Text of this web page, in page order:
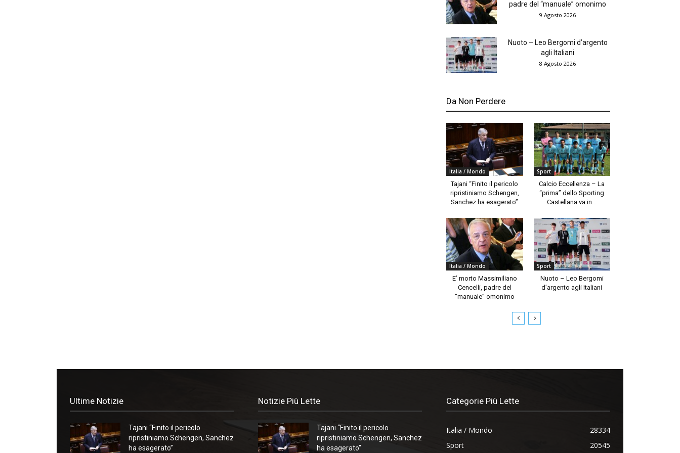
padre del “manuale” omonimo
9 Agosto 2026
Nuoto – Leo Bergomi d’argento
agli Italiani
8 Agosto 2026
Da Non Perdere
Italia / Mondo
Tajani “Finito il pericolo
ripristiniamo Schengen,
Sanchez ha esagerato”
Sport
Calcio Eccellenza – La
“prima” dello Sporting
Castellana va in...
Italia / Mondo
E’ morto Massimiliano
Cencelli, padre del
“manuale” omonimo
Sport
Nuoto – Leo Bergomi
d’argento agli Italiani
Ultime Notizie
Tajani “Finito il pericolo
ripristiniamo Schengen, Sanchez
ha esagerato”
Notizie Più Lette
Tajani “Finito il pericolo
ripristiniamo Schengen, Sanchez
ha esagerato”
Categorie Più Lette
Italia / Mondo
28334
Sport
20545